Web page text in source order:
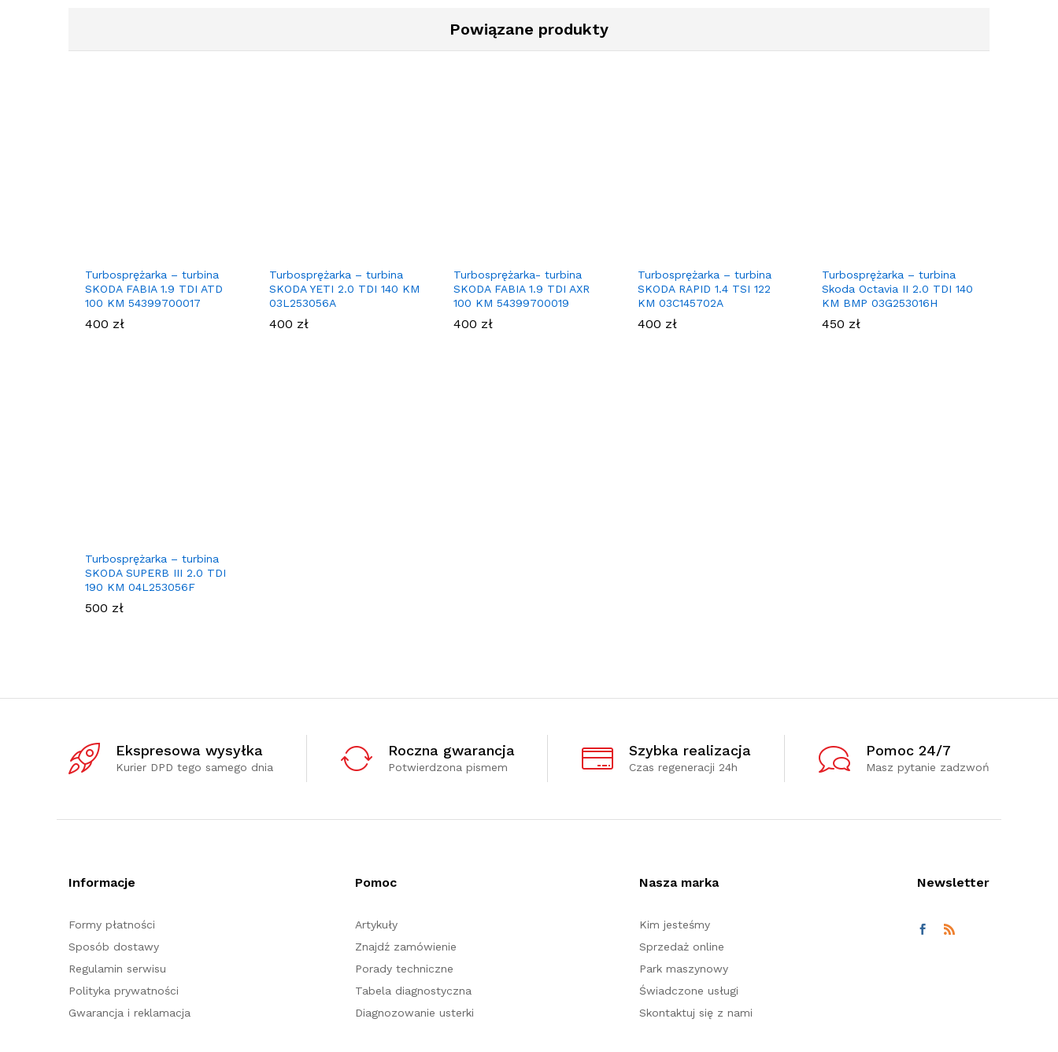
Powiązane produkty
Turbosprężarka – turbina
SKODA FABIA 1.9 TDI ATD
100 KM 54399700017
400 zł
Turbosprężarka – turbina
SKODA YETI 2.0 TDI 140 KM
03L253056A
400 zł
Turbosprężarka- turbina
SKODA FABIA 1.9 TDI AXR
100 KM 54399700019
400 zł
Turbosprężarka – turbina
SKODA RAPID 1.4 TSI 122
KM 03C145702A
400 zł
Turbosprężarka – turbina
Skoda Octavia II 2.0 TDI 140
KM BMP 03G253016H
450 zł
Turbosprężarka – turbina
SKODA SUPERB III 2.0 TDI
190 KM 04L253056F
500 zł
Ekspresowa wysyłka
Kurier DPD tego samego dnia
Roczna gwarancja
Potwierdzona pismem
Szybka realizacja
Czas regeneracji 24h
Pomoc 24/7
Masz pytanie zadzwoń
Informacje
Formy płatności
Sposób dostawy
Regulamin serwisu
Polityka prywatności
Gwarancja i reklamacja
Pomoc
Artykuły
Znajdź zamówienie
Porady techniczne
Tabela diagnostyczna
Diagnozowanie usterki
Nasza marka
Kim jesteśmy
Sprzedaż online
Park maszynowy
Świadczone usługi
Skontaktuj się z nami
Newsletter